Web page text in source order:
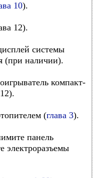
10).
12).
системы
(при наличии).
компакт-
(глава 3).
панель
электроразъемы